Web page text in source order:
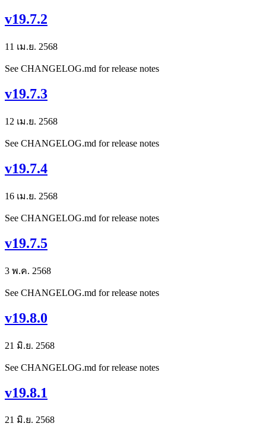
v19.7.2
11 เม.ย. 2568
See CHANGELOG.md for release notes
v19.7.3
12 เม.ย. 2568
See CHANGELOG.md for release notes
v19.7.4
16 เม.ย. 2568
See CHANGELOG.md for release notes
v19.7.5
3 พ.ค. 2568
See CHANGELOG.md for release notes
v19.8.0
21 มิ.ย. 2568
See CHANGELOG.md for release notes
v19.8.1
21 มิ.ย. 2568